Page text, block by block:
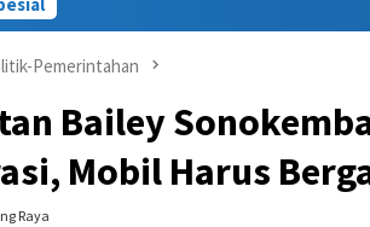
Pemerintahan
Bailey
Mobil Harus
Raya